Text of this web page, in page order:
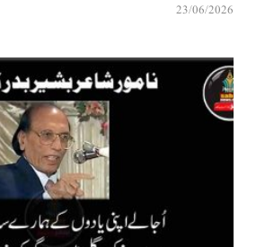
23/06/2026